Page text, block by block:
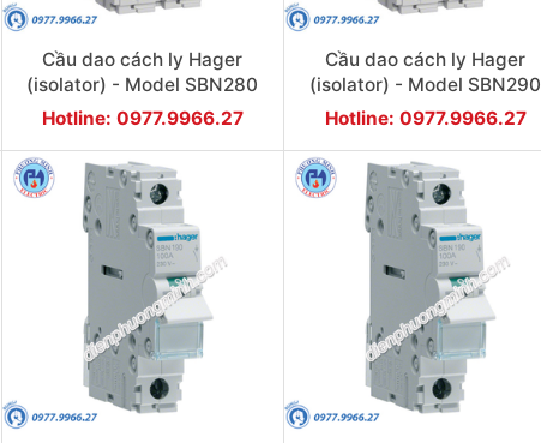
Cầu dao cách ly Hager
(isolator) - Model SBN280
Hotline: 0977.9966.27
Cầu dao cách ly Hager
(isolator) - Model SBN290
Hotline: 0977.9966.27